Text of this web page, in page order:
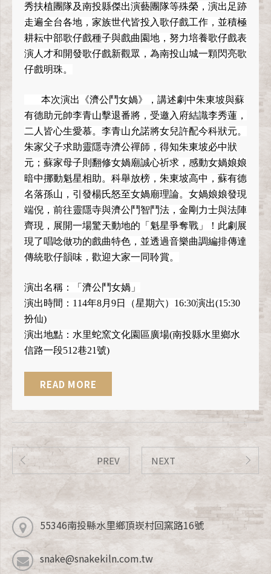
秀扶植團隊及南投縣傑出演藝團隊等殊榮，演出足跡
走遍全台各地，家族世代皆投入歌仔戲工作，並積極
耕耘中部歌仔戲種子與戲曲園地，努力培養歌仔戲表
演人才和開發歌仔戲新觀眾，為南投山城一顆閃亮歌
仔戲明珠。
本次演出《濟公鬥女媧》，講述劇中朱東坡與蘇
有德助元帥李青山擊退番將，受邀入府結識李秀蓮，
二人皆心生愛慕。李青山允諾將女兒許配今科狀元。
朱家父子求助靈隱寺濟公禪師，得知朱東坡必中狀
元；蘇家母子則翻修女媧廟誠心祈求，感動女媧娘娘
暗中挪動魁星相助。科舉放榜，朱東坡高中，蘇有德
名落孫山，引發楊氏怒至女媧廟理論。女媧娘娘發現
端倪，前往靈隱寺與濟公鬥智鬥法，金剛力士與法陣
齊現，展開一場驚天動地的「魁星爭奪戰」！此劇展
現了唱唸做功的戲曲特色，並透過音樂曲調編排傳達
傳統歌仔韻味，歡迎大家一同聆賞。
演出名稱：「濟公鬥女媧」
演出時間：114年8月9日（星期六）16:30演出(15:30
扮仙)
演出地點：水里蛇窯文化園區廣場(南投縣水里鄉水
信路一段512巷21號)
READ MORE
PREV NEXT
55346南投縣水里鄉頂崁村回窯路16號
snake@snakekiln.com.tw